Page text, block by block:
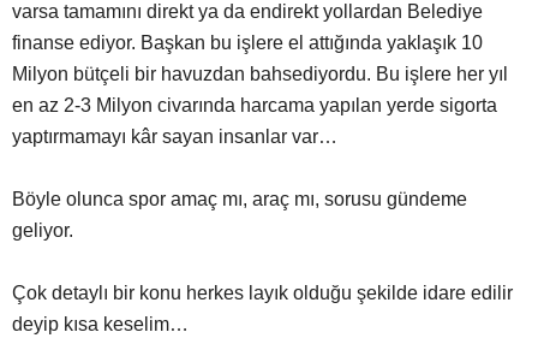
varsa tamamını direkt ya da endirekt yollardan Belediye
finanse ediyor. Başkan bu işlere el attığında yaklaşık 10
Milyon bütçeli bir havuzdan bahsediyordu. Bu işlere her yıl
en az 2-3 Milyon civarında harcama yapılan yerde sigorta
yaptırmamayı kâr sayan insanlar var…
Böyle olunca spor amaç mı, araç mı, sorusu gündeme
geliyor.
Çok detaylı bir konu herkes layık olduğu şekilde idare edilir
deyip kısa keselim…